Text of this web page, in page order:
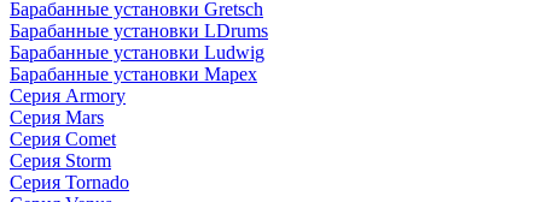
Барабанные установки Gretsch
Барабанные установки LDrums
Барабанные установки Ludwig
Барабанные установки Mapex
Серия Armory
Серия Mars
Серия Comet
Серия Storm
Серия Tornado